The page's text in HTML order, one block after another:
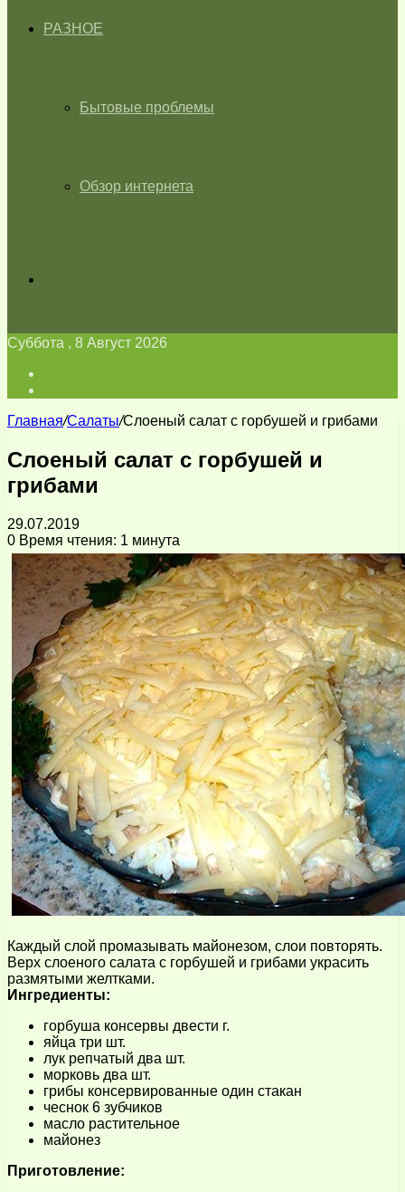
РАЗНОЕ
Бытовые проблемы
Обзор интернета
Суббота , 8 Август 2026
Главная/Салаты/Слоеный салат с горбушей и грибами
Слоеный салат с горбушей и
грибами
29.07.2019
0 Время чтения: 1 минута
Каждый слой промазывать майонезом, слои повторять.
Верх слоеного салата с горбушей и грибами украсить
размятыми желтками.
Ингредиенты:
горбуша консервы двести г.
яйца три шт.
лук репчатый два шт.
морковь два шт.
грибы консервированные один стакан
чеснок 6 зубчиков
масло растительное
майонез
Приготовление: